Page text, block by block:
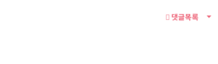
댓글목록